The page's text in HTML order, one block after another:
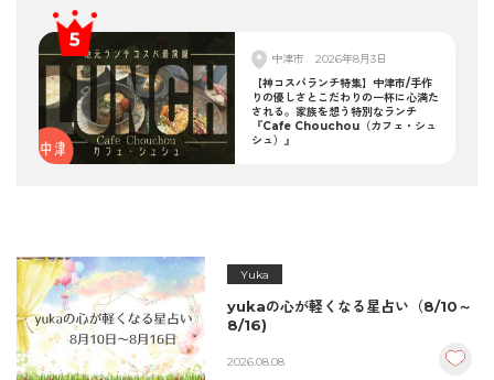
中津市
2026年8月3日
【神コスパランチ特集】中津市/手作
りの優しさとこだわりの一杯に心満た
される。家族を想う特別なランチ
『Cafe Chouchou（カフェ・シュ
シュ）』
Yuka
yukaの心が軽くなる星占い（8/10～
8/16)
2026.08.08